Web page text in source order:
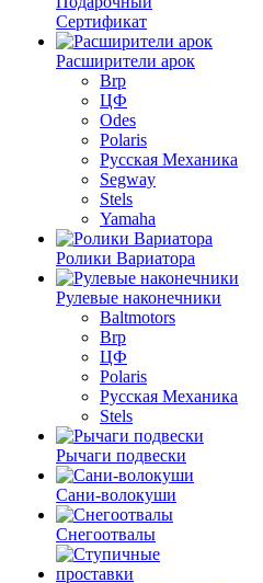
Сертификат
Расширители арок
Brp
ЦФ
Odes
Polaris
Русская Механика
Segway
Stels
Yamaha
Ролики Вариатора
Рулевые наконечники
Baltmotors
Brp
ЦФ
Polaris
Русская Механика
Stels
Рычаги подвески
Сани-волокуши
Снегоотвалы